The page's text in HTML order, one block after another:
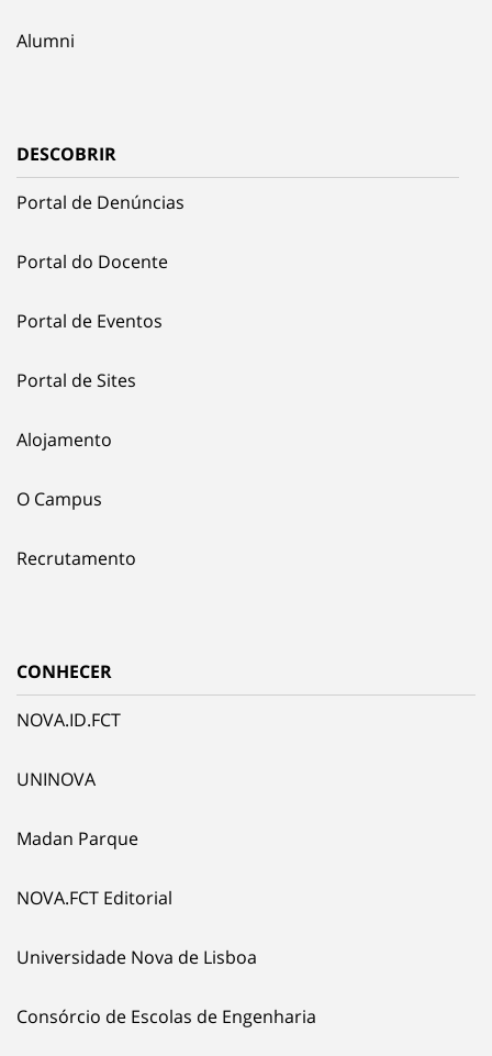
Alumni
DESCOBRIR
Portal de Denúncias
Portal do Docente
Portal de Eventos
Portal de Sites
Alojamento
O Campus
Recrutamento
CONHECER
NOVA.ID.FCT
UNINOVA
Madan Parque
NOVA.FCT Editorial
Universidade Nova de Lisboa
Consórcio de Escolas de Engenharia